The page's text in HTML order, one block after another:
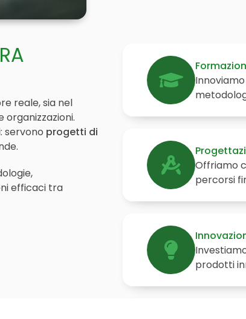
DI PROGRAMMAZIONE
ONLINE PER STUDENTI
reale, sia nel
organizzazioni.
servono progetti di
efficaci tra
Offriamo
percorsi
prodotti